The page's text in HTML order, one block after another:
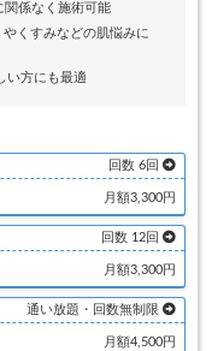
関係なく施術可能
くすみなどの肌悩みに
い方にも最適
回数 6回
月額3,300円
回数 12回
月額3,300円
通い放題・回数無制限
月額4,500円